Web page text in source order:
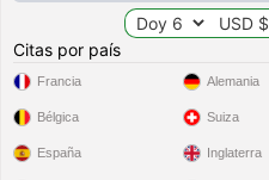
Citas por país
Francia
Bélgica
España
Alemania
Suiza
Inglaterra